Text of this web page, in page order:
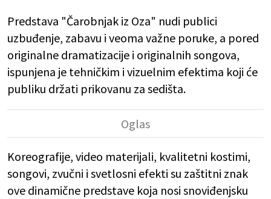
Predstava "Čarobnjak iz Oza" nudi publici
uzbuđenje, zabavu i veoma važne poruke, a pored
originalne dramatizacije i originalnih songova,
ispunjena je tehničkim i vizuelnim efektima koji će
publiku držati prikovanu za sedišta.
Koreografije, video materijali, kvalitetni kostimi,
songovi, zvučni i svetlosni efekti su zaštitni znak
ove dinamične predstave koja nosi snoviđenjsku